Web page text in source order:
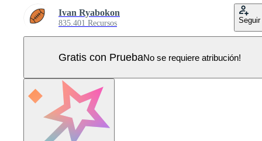
Ivan Ryabokon
835.401 Recursos Seguir
Gratis con PruebaNo se requiere atribución!